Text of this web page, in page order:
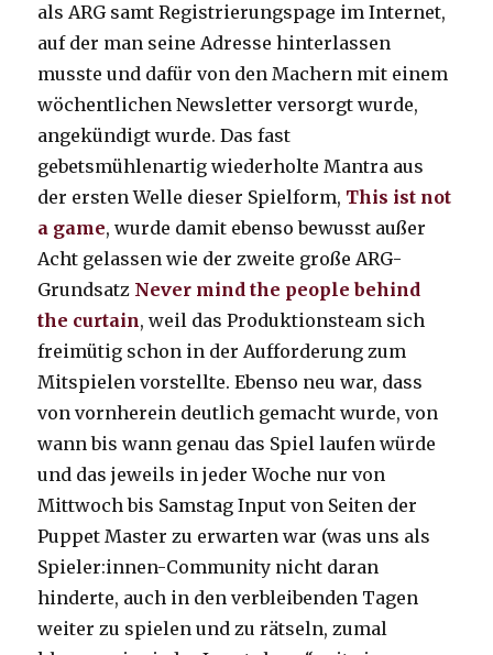
als ARG samt Registrierungspage im Internet,
auf der man seine Adresse hinterlassen
musste und dafür von den Machern mit einem
wöchentlichen Newsletter versorgt wurde,
angekündigt wurde. Das fast
gebetsmühlenartig wiederholte Mantra aus
der ersten Welle dieser Spielform, This ist not
a game, wurde damit ebenso bewusst außer
Acht gelassen wie der zweite große ARG-
Grundsatz Never mind the people behind
the curtain, weil das Produktionsteam sich
freimütig schon in der Aufforderung zum
Mitspielen vorstellte. Ebenso neu war, dass
von vornherein deutlich gemacht wurde, von
wann bis wann genau das Spiel laufen würde
und das jeweils in jeder Woche nur von
Mittwoch bis Samstag Input von Seiten der
Puppet Master zu erwarten war (was uns als
Spieler:innen-Community nicht daran
hinderte, auch in den verbleibenden Tagen
weiter zu spielen und zu rätseln, zumal